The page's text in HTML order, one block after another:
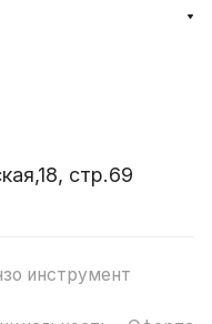
стр.69
инструмент